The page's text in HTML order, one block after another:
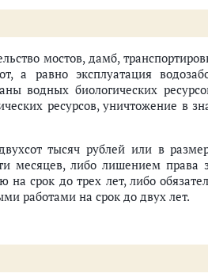
мостов, дамб,
а равно эксплуатация
водных биологических
ресурсов, уничтожение в
тысяч рублей или в
месяцев, либо лишением права
на срок до трех лет, либо
работами на срок до двух лет.